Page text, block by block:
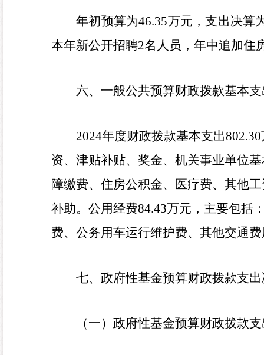
年初预算为46.35万元，支出决算
本年新公开招聘2名人员，年中追加住
六、一般公共预算财政拨款基本
2024年度财政拨款基本支出802.30
资、津贴补贴、奖金、机关事业单位
障缴费、住房公积金、医疗费、其他
补助。公用经费84.43万元，主要包括
费、公务用车运行维护费、其他交通
七、政府性基金预算财政拨款支
（一）政府性基金预算财政拨款